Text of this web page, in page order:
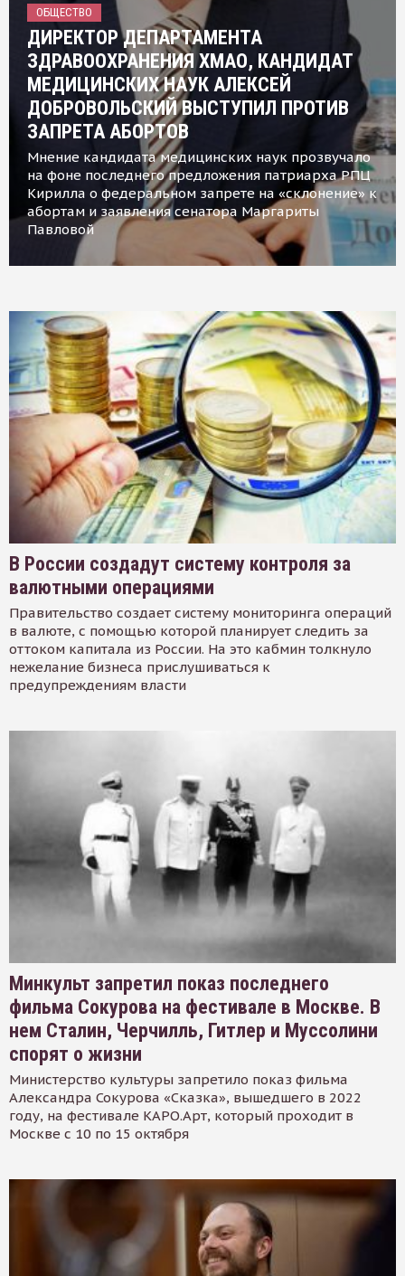
ОБЩЕСТВО
ДИРЕКТОР ДЕПАРТАМЕНТА
ЗДРАВООХРАНЕНИЯ ХМАО, КАНДИДАТ
МЕДИЦИНСКИХ НАУК АЛЕКСЕЙ
ДОБРОВОЛЬСКИЙ ВЫСТУПИЛ ПРОТИВ
ЗАПРЕТА АБОРТОВ
Мнение кандидата медицинских наук прозвучало
на фоне последнего предложения патриарха РПЦ
Кирилла о федеральном запрете на «склонение» к
абортам и заявления сенатора Маргариты
Павловой
В России создадут систему контроля за
валютными операциями
Правительство создает систему мониторинга операций
в валюте, с помощью которой планирует следить за
оттоком капитала из России. На это кабмин толкнуло
нежелание бизнеса прислушиваться к
предупреждениям власти
Минкульт запретил показ последнего
фильма Сокурова на фестивале в Москве. В
нем Сталин, Черчилль, Гитлер и Муссолини
спорят о жизни
Министерство культуры запретило показ фильма
Александра Сокурова «Сказка», вышедшего в 2022
году, на фестивале КАРО.Арт, который проходит в
Москве с 10 по 15 октября